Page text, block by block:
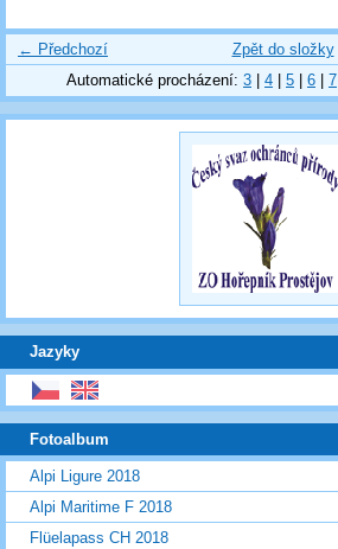
← Předchozí
Zpět do složky
Automatické procházení: 3 4 5 6 7
Jazyky
Fotoalbum
Alpi Ligure 2018
Alpi Maritime F 2018
Flüelapass CH 2018